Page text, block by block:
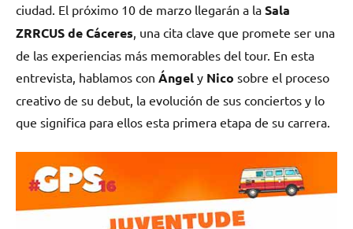
ciudad. El próximo 10 de marzo llegarán a la Sala
ZRRCUS de Cáceres , una cita clave que promete ser una
de las experiencias más memorables del tour. En esta
entrevista, hablamos con Ángel y Nico sobre el proceso
creativo de su debut, la evolución de sus conciertos y lo
que significa para ellos esta primera etapa de su carrera.